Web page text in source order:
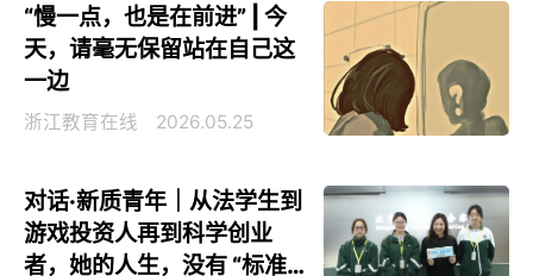
“慢一点，也是在前进” | 今
天，请毫无保留站在自己这
一边
浙江教育在线 2026.05.25
对话·新质青年｜从法学生到
游戏投资人再到科学创业
者，她的人生，没有 “标准